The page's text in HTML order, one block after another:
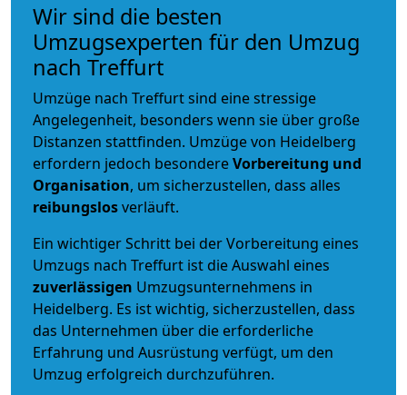
Wir sind die besten
Umzugsexperten für den Umzug
nach Treffurt
Umzüge nach Treffurt sind eine stressige
Angelegenheit, besonders wenn sie über große
Distanzen stattfinden. Umzüge von Heidelberg
erfordern jedoch besondereVorbereitung und
Organisation, um sicherzustellen, dass alles
reibungslosverläuft.
Ein wichtiger Schritt bei der Vorbereitung eines
Umzugs nach Treffurt ist die Auswahl eines
zuverlässigen Umzugsunternehmens in
Heidelberg. Es ist wichtig, sicherzustellen, dass
das Unternehmen über die erforderliche
Erfahrung und Ausrüstung verfügt, um den
Umzug erfolgreich durchzuführen.